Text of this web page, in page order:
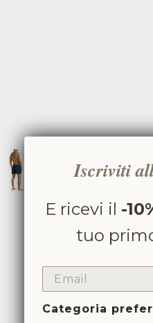
Iscriviti
E ricevi il -
tuo
EMAIL
Categoria